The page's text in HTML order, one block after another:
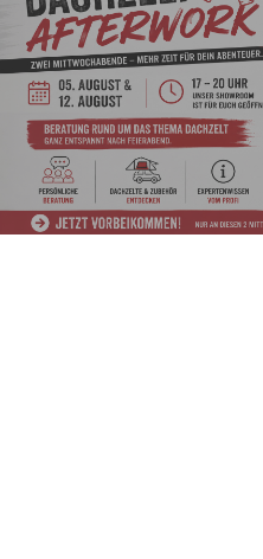
Werkzeugleiste anzeigen